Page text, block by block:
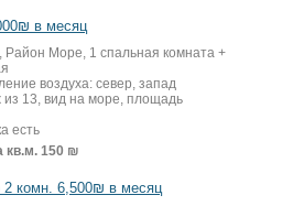
в месяц
Район Море, 1 спальная комната +
воздуха: север, запад
из 13, вид на море, площадь
есть
кв.м. 150 ₪
2 комн. 6,500₪ в месяц